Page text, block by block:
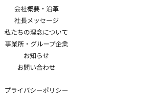
会社概要・沿革
社長メッセージ
私たちの理念について
事業所・グループ企業
お知らせ
お問い合わせ
プライバシーポリシー